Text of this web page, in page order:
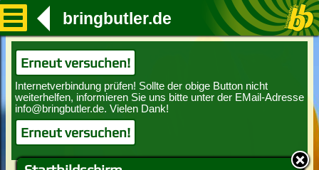
bringbutler.de
Erneut versuchen!
Erneut versuchen!